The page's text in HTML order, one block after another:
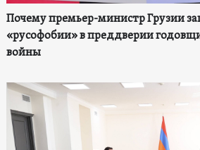
Почему премьер-министр Грузии
«русофобии» в преддверии
войны